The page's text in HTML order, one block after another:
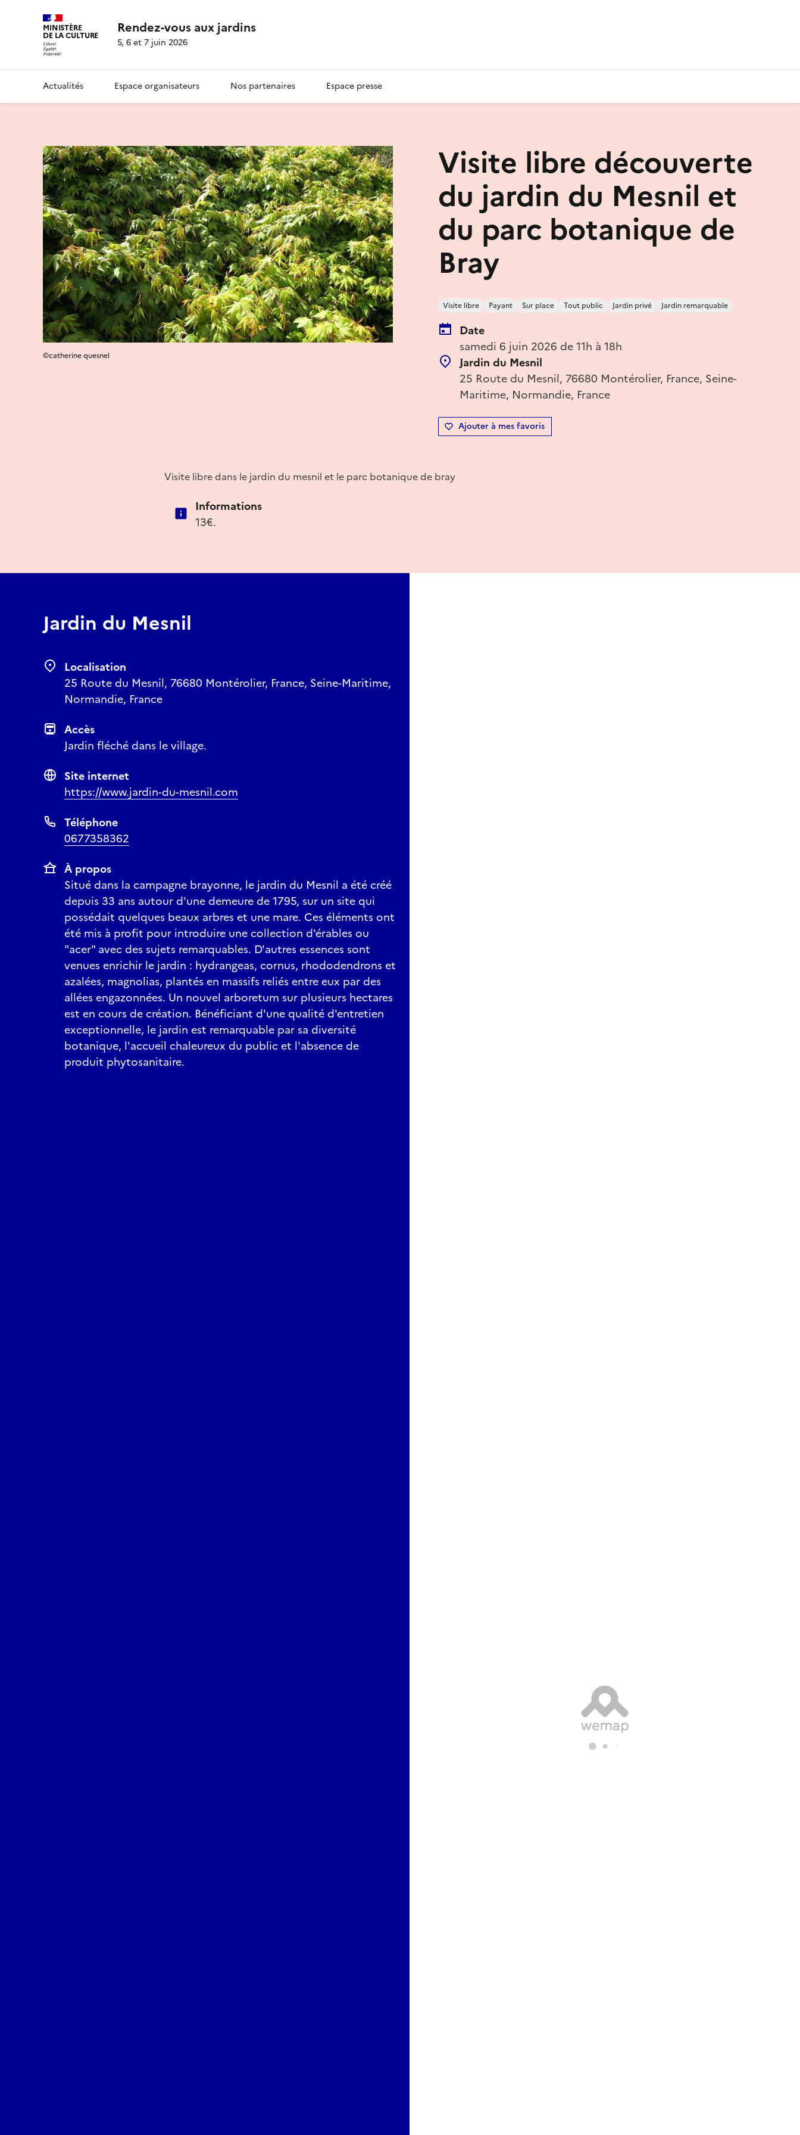
MINISTÈRE
DE LA CULTURE Rendez-vous aux jardins
5, 6 et 7 juin 2026
Actualités Espace organisateurs Nos partenaires Espace presse
Visite libre découverte
du jardin du Mesnil et
du parc botanique de
Bray
Visite libre Payant Sur place Tout public Jardin privé Jardin remarquable
Date
samedi 6 juin 2026 de 11h à 18h
Jardin du Mesnil
25 Route du Mesnil, 76680 Montérolier, France, Seine-
Maritime, Normandie, France
Ajouter à mes favoris
©catherine quesnel
Visite libre dans le jardin du mesnil et le parc botanique de bray
Informations
13€.
Jardin du Mesnil
Localisation
25 Route du Mesnil, 76680 Montérolier, France, Seine-Maritime,
Normandie, France
Accès
Jardin fléché dans le village.
Site internet
https://www.jardin-du-mesnil.com
Téléphone
0677358362
À propos
Situé dans la campagne brayonne, le jardin du Mesnil a été créé
depuis 33 ans autour d'une demeure de 1795, sur un site qui
possédait quelques beaux arbres et une mare. Ces éléments ont
été mis à profit pour introduire une collection d'érables ou
"acer" avec des sujets remarquables. D'autres essences sont
venues enrichir le jardin : hydrangeas, cornus, rhododendrons et
azalées, magnolias, plantés en massifs reliés entre eux par des
allées engazonnées. Un nouvel arboretum sur plusieurs hectares
est en cours de création. Bénéficiant d'une qualité d'entretien
exceptionnelle, le jardin est remarquable par sa diversité
botanique, l'accueil chaleureux du public et l'absence de
produit phytosanitaire.